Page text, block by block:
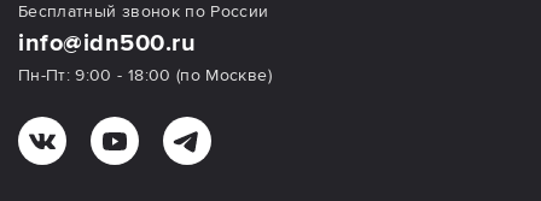
Бесплатный звонок по России
info@idn500.ru
Пн-Пт: 9:00 - 18:00 (по Москве)